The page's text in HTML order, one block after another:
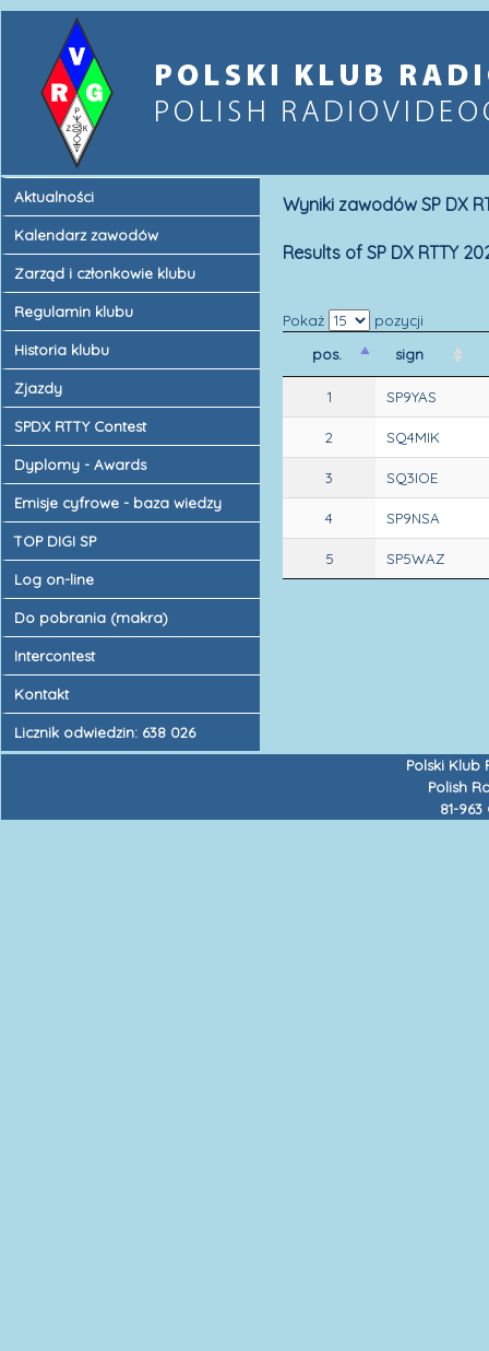
Aktualności
Kalendarz zawodów
Zarząd i członkowie klubu
Regulamin klubu
Historia klubu
Zjazdy
SPDX RTTY Contest
Dyplomy - Awards
Emisje cyfrowe - baza wiedzy
TOP DIGI SP
Log on-line
Do pobrania (makra)
Intercontest
Kontakt
Licznik odwiedzin: 638 026
Wyniki zawodów SP DX
Results of SP DX RTTY
Pokaż
pozycji
pos.
sign
1 SP9YAS
2 SQ4MIK
3 SQ3IOE
4 SP9NSA
5 SP5WAZ
Polski Klub
Polish
81-963